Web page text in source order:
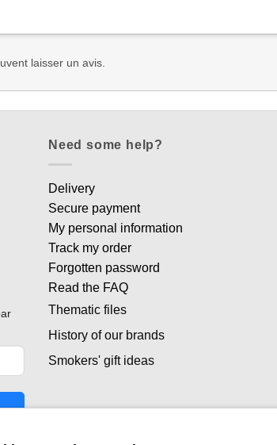
laisser un avis.
Need some help?
Delivery
Secure payment
My personal information
Track my order
Forgotten password
Read the FAQ
Thematic files
History of our brands
Smokers' gift ideas